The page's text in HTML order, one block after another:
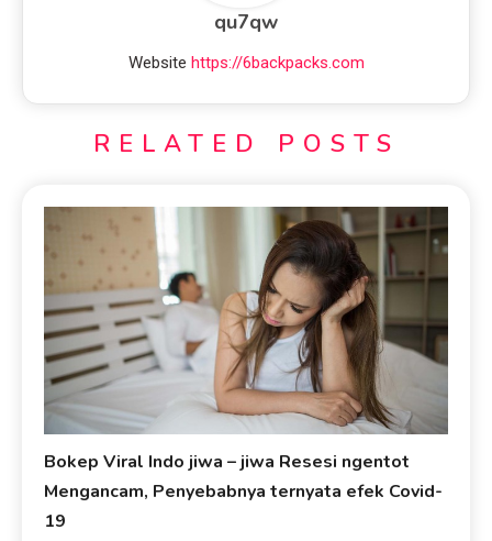
qu7qw
Website https://6backpacks.com
RELATED POSTS
Bokep Viral Indo jiwa – jiwa Resesi ngentot
Mengancam, Penyebabnya ternyata efek Covid-
19